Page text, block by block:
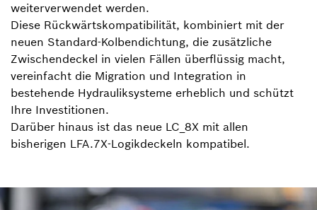
weiterverwendet werden.
Diese Rückwärtskompatibilität, kombiniert mit der
neuen Standard-Kolbendichtung, die zusätzliche
Zwischendeckel in vielen Fällen überflüssig macht,
vereinfacht die Migration und Integration in
bestehende Hydrauliksysteme erheblich und schützt
Ihre Investitionen.
Darüber hinaus ist das neue LC_8X mit allen
bisherigen LFA.7X-Logikdeckeln kompatibel.